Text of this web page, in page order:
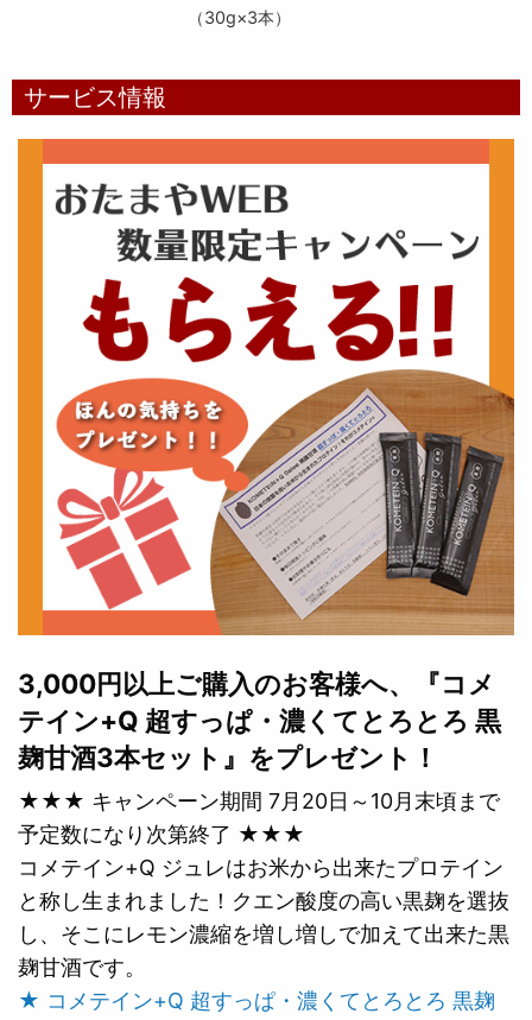
（30g×3本）
サービス情報
3,000円以上ご購入のお客様へ、『コメ
テイン+Q 超すっぱ・濃くてとろとろ 黒
麹甘酒3本セット』をプレゼント！
★★★ キャンペーン期間 7月20日～10月末頃まで
予定数になり次第終了 ★★★
コメテイン+Q ジュレはお米から出来たプロテイン
と称し生まれました！クエン酸度の高い黒麹を選抜
し、そこにレモン濃縮を増し増しで加えて出来た黒
麹甘酒です。
★ コメテイン+Q 超すっぱ・濃くてとろとろ 黒麹